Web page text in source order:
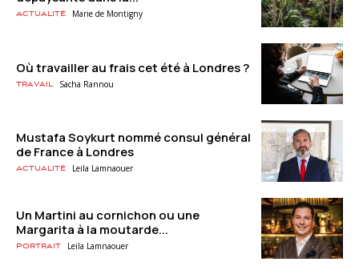
Actualité Marie de Montigny
Où travailler au frais cet été à Londres ?
Travail Sacha Rannou
Mustafa Soykurt nommé consul général
de France à Londres
Actualité Leila Lamnaouer
Un Martini au cornichon ou une
Margarita à la moutarde...
Portrait Leila Lamnaouer